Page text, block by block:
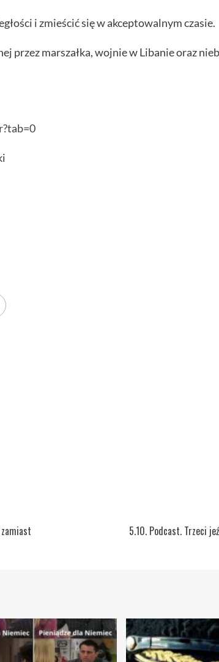
i zmieścić się w akceptowalnym czasie.
przez marszałka, wojnie w Libanie oraz
5.10. Podcast. Trzeci